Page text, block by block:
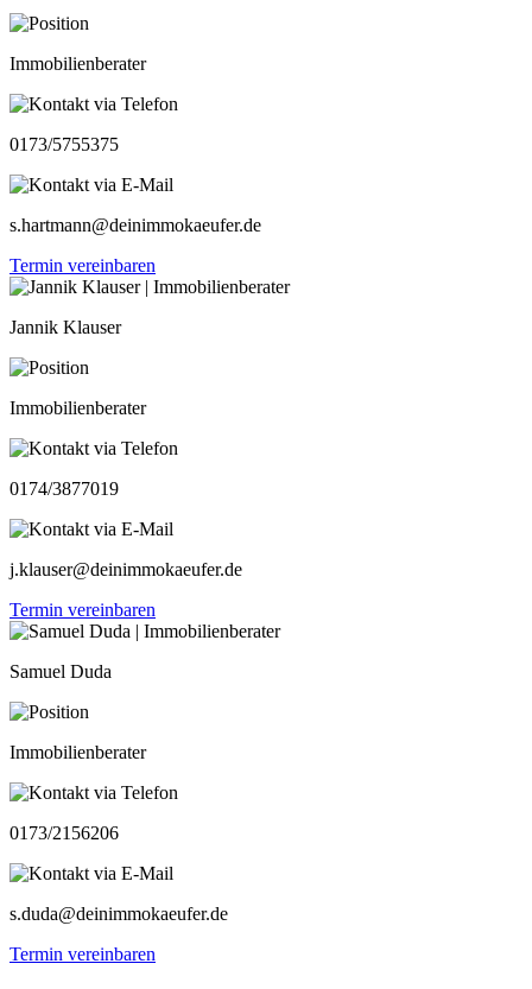
Immobilienberater
0173/5755375
s.hartmann@deinimmokaeufer.de
Termin vereinbaren
Jannik Klauser
Immobilienberater
0174/3877019
j.klauser@deinimmokaeufer.de
Termin vereinbaren
Samuel Duda
Immobilienberater
0173/2156206
s.duda@deinimmokaeufer.de
Termin vereinbaren